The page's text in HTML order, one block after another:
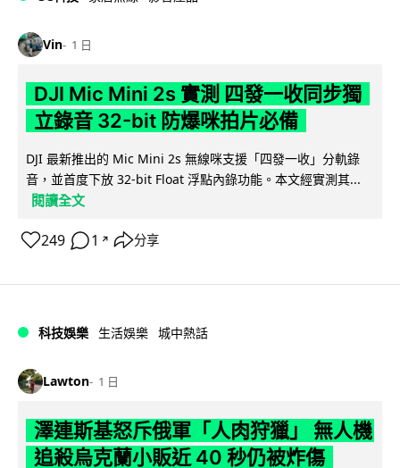
Vin 1 日
DJI Mic Mini 2s 實測 四發一收同步獨
立錄音 32-bit 防爆咪拍片必備
DJI 最新推出的 Mic Mini 2s 無線咪支援「四發一收」分軌錄
音，並首度下放 32-bit Float 浮點內錄功能。本文經實測其...
閱讀全文
249 1 ↗ 分享
科技娛樂 生活娛樂 城中熱話
Lawton 1 日
澤連斯基怒斥俄軍「人肉狩獵」 無人機
追殺烏克蘭小販近 40 秒仍被炸傷